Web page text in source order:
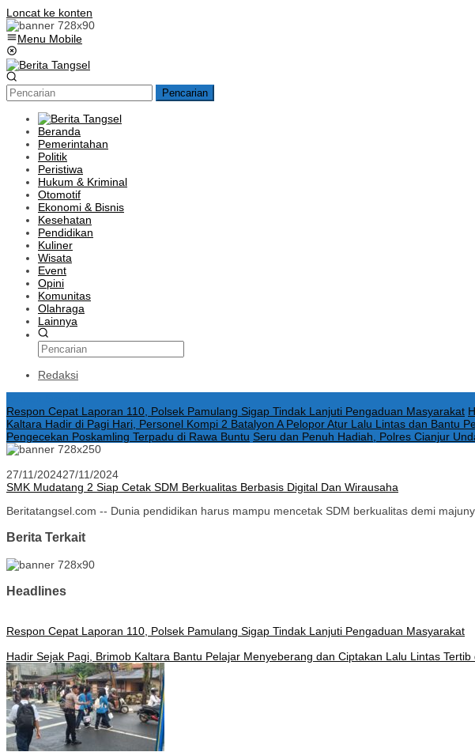
Loncat ke konten
Menu Mobile
Pencarian
Beranda
Pemerintahan
Politik
Peristiwa
Hukum & Kriminal
Otomotif
Ekonomi & Bisnis
Kesehatan
Pendidikan
Kuliner
Wisata
Event
Opini
Komunitas
Olahraga
Lainnya
Redaksi
Respon Cepat Laporan 110, Polsek Pamulang Sigap Tindak Lanjuti Pengaduan Masyarakat
Kaltara Hadir di Pagi Hari, Personel Kompi 2 Batalyon A Pelopor Atur Lalu Lintas dan Bantu
Pengecekan Poskamling Terpadu di Rawa Buntu Seru dan Penuh Hadiah, Polres Cianjur
27/11/202427/11/2024
SMK Mudatang 2 Siap Cetak SDM Berkualitas Berbasis Digital Dan Wirausaha
Beritatangsel.com -- Dunia pendidikan harus mampu mencetak SDM berkualitas demi
Berita Terkait
Headlines
Respon Cepat Laporan 110, Polsek Pamulang Sigap Tindak Lanjuti Pengaduan Masyarakat
Hadir Sejak Pagi, Brimob Kaltara Bantu Pelajar Menyeberang dan Ciptakan Lalu Lintas Tertib